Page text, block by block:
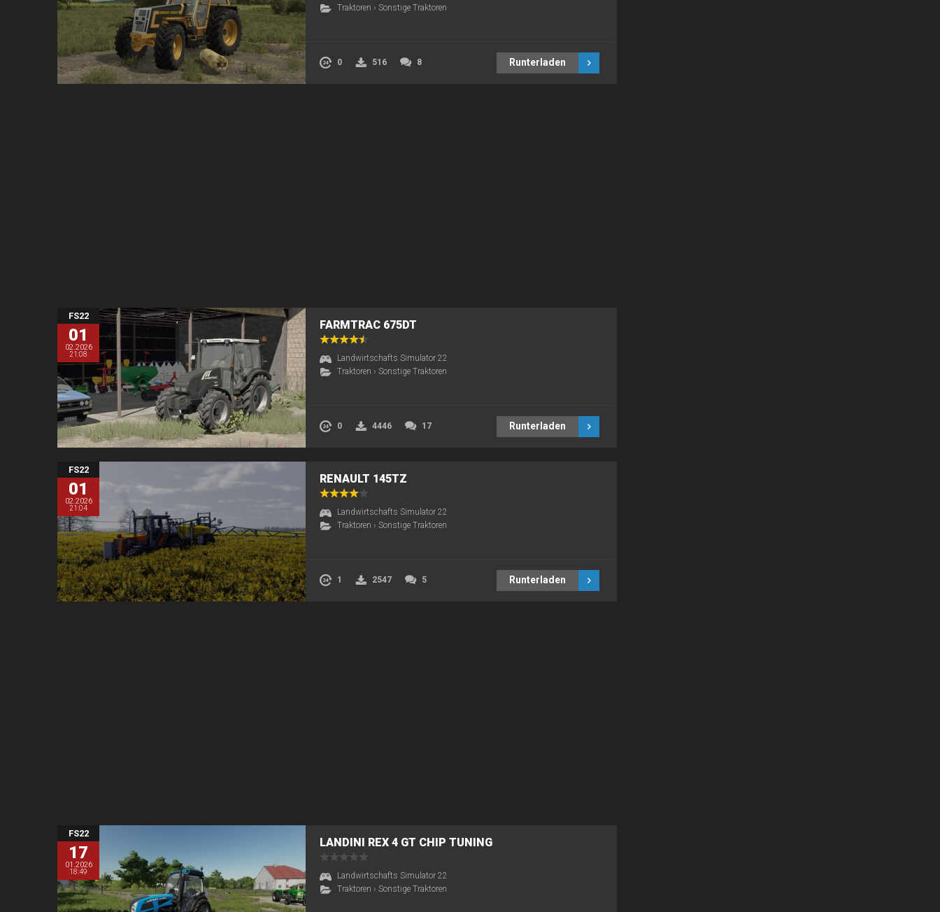
Traktoren › Sonstige Traktoren
0 516 8 Runterladen
FS22
01
02.2026
21:08
FARMTRAC 675DT
Landwirtschafts Simulator 22
Traktoren › Sonstige Traktoren
0 4446 17 Runterladen
FS22
01
02.2026
21:04
RENAULT 145TZ
Landwirtschafts Simulator 22
Traktoren › Sonstige Traktoren
1 2547 5 Runterladen
FS22
17
01.2026
18:49
LANDINI REX 4 GT CHIP TUNING
Landwirtschafts Simulator 22
Traktoren › Sonstige Traktoren